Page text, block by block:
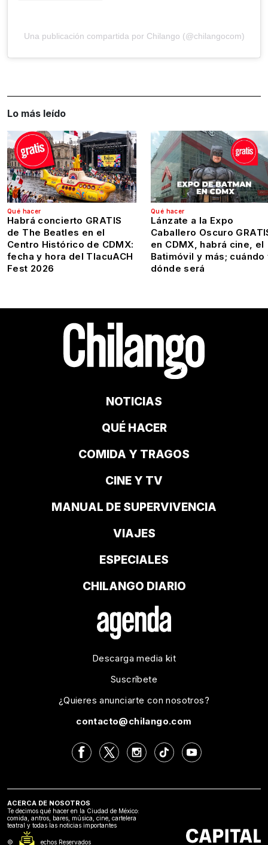
Una publicación compartida por Chilango (@chilangocom)
Lo más leído
Qué hacer
Habrá concierto GRATIS
de The Beatles en el
Centro Histórico de CDMX:
fecha y hora del TlacuACH
Fest 2026
Qué hacer
Lánzate a la Expo
Caballero Oscuro
en CDMX, habrá cine, el
Batimóvil y más; cuándo
dónde será
NOTICIAS
QUÉ HACER
COMIDA Y TRAGOS
CINE Y TV
MANUAL DE SUPERVIVENCIA
VIAJES
ESPECIALES
CHILANGO DIARIO
Descarga media kit
Suscríbete
¿Quieres anunciarte con nosotros?
contacto@chilango.com
ACERCA DE NOSOTROS
Te decimos qué hacer en la Ciudad de México:
comida, antros, bares, música, cine, cartelera
teatral y todas las noticias importantes
©2024 Derechos Reservados